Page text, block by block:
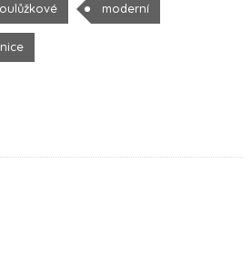
moderní